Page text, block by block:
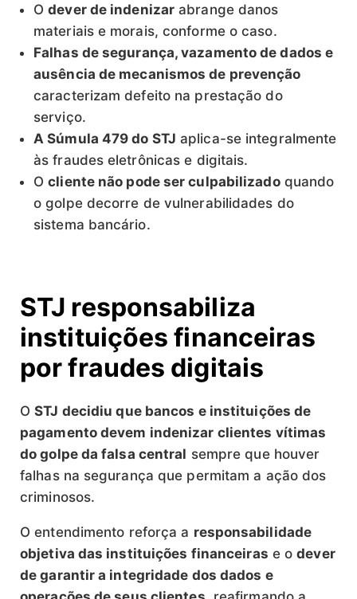
Odever de indenizar abrange danos
materiais e morais, conforme o caso.
Falhas de segurança, vazamento de dados e
ausência de mecanismos de prevenção
caracterizam defeito na prestação do
serviço.
A Súmula 479 do STJ aplica-se integralmente
às fraudes eletrônicas e digitais.
Ocliente não pode ser culpabilizadoquando
o golpe decorre de vulnerabilidades do
sistema bancário.
STJ responsabiliza
instituições financeiras
por fraudes digitais
OSTJ decidiu que bancos e instituições de
pagamento devem indenizar clientes vítimas
do golpe da falsa central sempre que houver
falhas na segurança que permitam a ação dos
criminosos.
O entendimento reforça a responsabilidade
objetiva das instituições financeiras e odever
de garantir a integridade dos dados e